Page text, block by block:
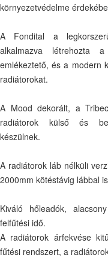
környezetvédelme
A Fondital a
alkalmazva létrehozta
emlékeztető, és a modern
radiátorokat.
A Mood dekorált, a
radiátorok külső és
készülnek.
A radiátorok láb nélküli
2000mm kötéstávig lábbal
Kiváló hőleadók,
felfűtési idő.
A radiátorok árfekvése
fűtési rendszert, a